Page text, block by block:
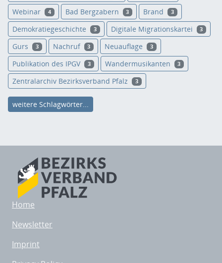
Webinar 4 Bad Bergzabern 3 Brand 3
Demokratiegeschichte 3 Digitale Migrationskartei 3
Gurs 3 Nachruf 3 Neuauflage 3
Publikation des IPGV 3 Wandermusikanten 3
Zentralarchiv Bezirksverband Pfalz 3
weitere Schlagwörter...
Home
Newsletter
Imprint